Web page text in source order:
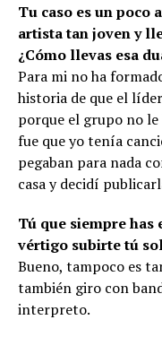
Tu caso es un poco
artista tan joven y
¿Cómo llevas esa
Para mi no ha
historia de que el
porque el grupo no
fue que yo tenía
pegaban para nada
casa y decidí
Tú que siempre has
vértigo subirte tú
Bueno, tampoco es
también giro con
interpreto.